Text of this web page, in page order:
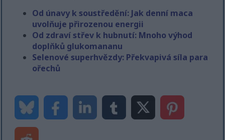
Od únavy k soustředění: Jak denní maca
uvolňuje přirozenou energii
Od zdraví střev k hubnutí: Mnoho výhod
doplňků glukomananu
Selenové superhvězdy: Překvapivá síla para
ořechů